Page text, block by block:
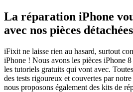
La réparation iPhone
avec nos pièces
iFixit ne laisse rien au hasard, surtout
iPhone ! Nous avons les pièces iPhone
les tutoriels gratuits qui vont avec.
des tests rigoureux et couvertes par
nous proposons également des kits de